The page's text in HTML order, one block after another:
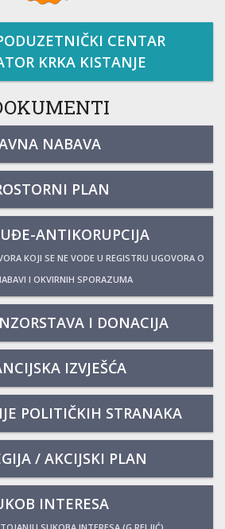
CENTAR
KRKA KISTANJE
NABAVA
PLAN
ANTIKORUPCIJA
KOJI SE NE VODE U REGISTRU UGOVORA O
I OKVIRNIH SPORAZUMA
I DONACIJA
IZVJEŠĆA
POLITIČKIH STRANAKA
/ AKCIJSKI PLAN
INTERESA